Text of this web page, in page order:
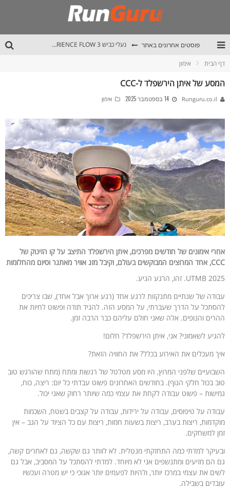
פוסטים אחרונים באתר נעלי כביש ALTRA EXPERIENCE FLOW 3
דף הבית אימון
המסע של איתן הירשפלד ל-CCC
Runguru.co.il 14 בספטמבר 2025 אימון
אחרי אימונים של חודשים מפרכים, איתן הירשפלד התיצב על קו הזינוק של
CCC, אחד המרוצים המבוקשים בעולם, וקיבל מזג אוויר מאתגר וסיום מהחלומות
UTMB 2025. זהו, הרגע הגיע.
עבודה של שנתיים מתנקזות לרגע אחד (רגע ארוך אבל אחד), שבו צריכים
להסתכל על הדרך שעברתי, על המסע הזה. להגיד תודה ופשוט לחיות את
ההרים והנופים. אלה שאני חולם עליהם כבר הרבה זמן.
להגיע לשאמוני? אני, איתן הירשפלד? חלום!
איך מעכלים את האירוע בכלל? את החוויה הזאת?
השבועיים שלפני המרוץ, היו מסע מטלטל של רגשות ומתח (מתח שהורגש טוב
טוב בכול חלקי הגוף). בחודשים האחרונים פשוט עבדתי כל יום: ריצה, כוח,
גמישות – פשוט עבודה לקחת את עצמי כמה שיותר רחוק שאני יכול.
עבודה על טיפוסים, עבודה על ירידות, עבודה על קצבים בשטח, השכמות
מוקדמות, ריצות בערב, ריצות בשעות חמות, ריצות עם כל הציוד על הגב – אין
זמן למשחקים.
ובעיקר למדתי כמה התחזקתי מנטלית. לא לוותר גם שקשה, גם לאחרים קשה,
גם הם מזיעים ומתנשפים אני לא מיוחד. למדתי להסתכל על המסביב, אבל גם
לשים את עצמי במרכז יותר, ולהיות לפעמים יותר אנוכי כי יש מטרה ועכשיו
עובדים בשבילה.